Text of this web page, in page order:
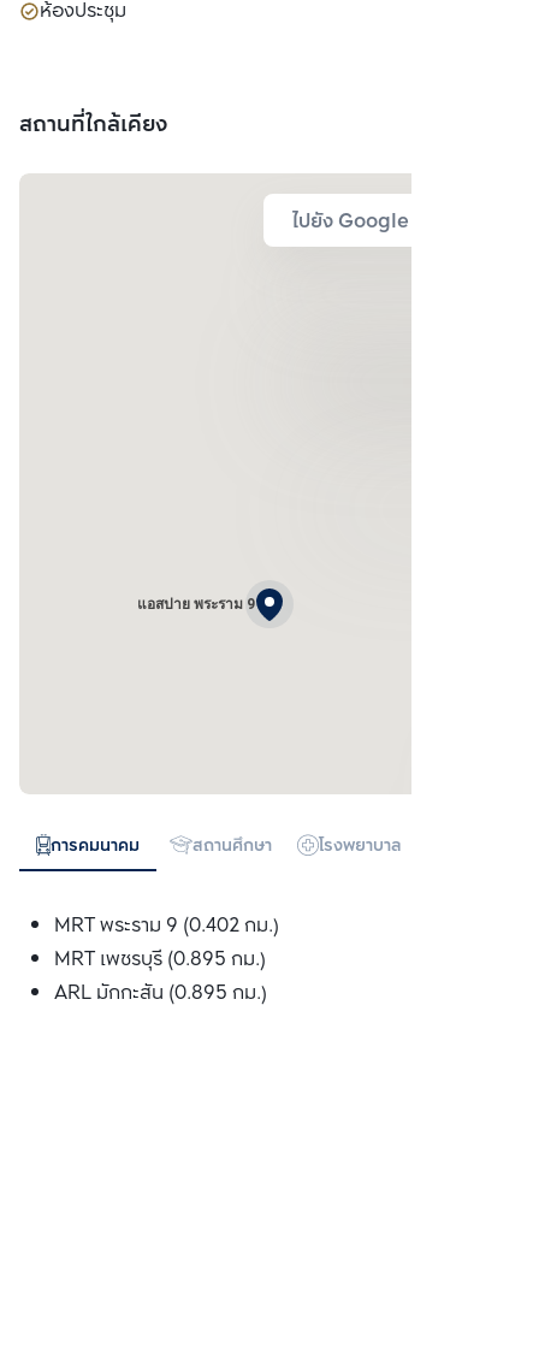
ห้องประชุม
สถานที่ใกล้เคียง
ไปยัง Google Map
แอสปาย พระราม 9
การคมนาคม สถานศึกษา โรงพยาบาล
MRT พระราม 9 (0.402 กม.)
MRT เพชรบุรี (0.895 กม.)
ARL มักกะสัน (0.895 กม.)